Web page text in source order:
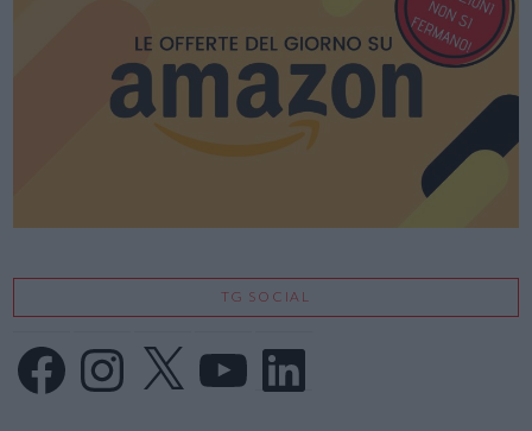
TG SOCIAL
FacebookInstagram
X LinkedIn